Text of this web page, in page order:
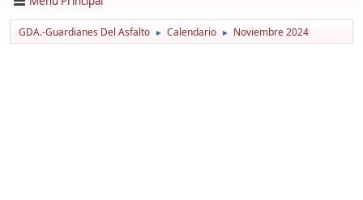
GDA.-Guardianes Del Asfalto ► Calendario ► Noviembre 2024